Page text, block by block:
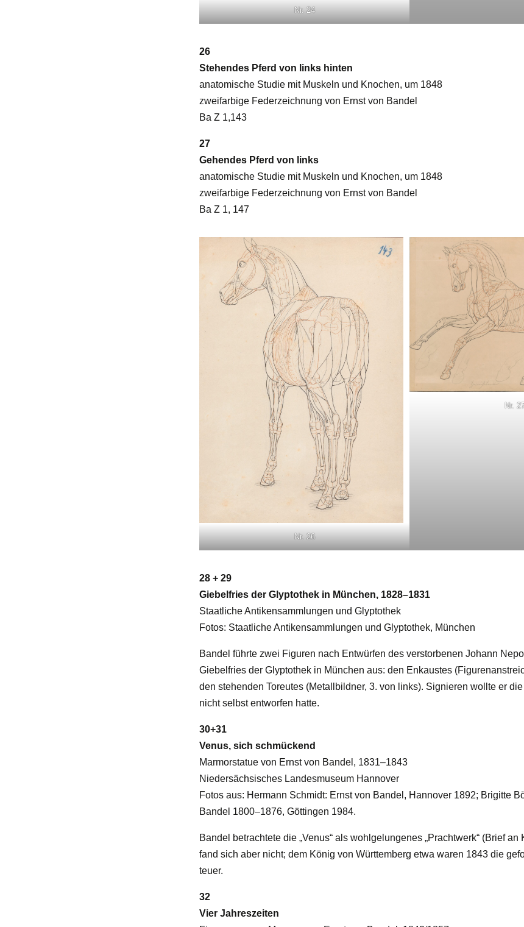
Nr. 24
26
Stehendes Pferd von links hinten
anatomische Studie mit Muskeln und Knochen, um 1848
zweifarbige Federzeichnung von Ernst von Bandel
Ba Z 1,143
27
Gehendes Pferd von links
anatomische Studie mit Muskeln und Knochen, um 1848
zweifarbige Federzeichnung von Ernst von Bandel
Ba Z 1, 147
Nr. 26
Nr.
28 + 29
Giebelfries der Glyptothek in München, 1828–1831
Staatliche Antikensammlungen und Glyptothek
Fotos: Staatliche Antikensammlungen und Glyptothek, München
Bandel führte zwei Figuren nach Entwürfen des verstorbenen Johann
Giebelfries der Glyptothek in München aus: den Enkaustes
den stehenden Toreutes (Metallbildner, 3. von links). Signieren wollte er
nicht selbst entworfen hatte.
30+31
Venus, sich schmückend
Marmorstatue von Ernst von Bandel, 1831–1843
Niedersächsisches Landesmuseum Hannover
Fotos aus: Hermann Schmidt: Ernst von Bandel, Hannover 1892; Brigitte
Bandel 1800–1876, Göttingen 1984.
Bandel betrachtete die „Venus“ als wohlgelungenes „Prachtwerk“ (Brief
fand sich aber nicht; dem König von Württemberg etwa waren 1843 die
teuer.
32
Vier Jahreszeiten